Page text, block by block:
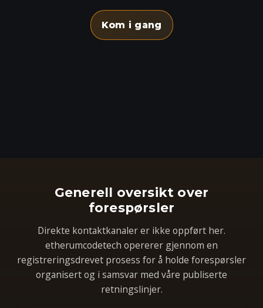
Kom i gang
Generell oversikt over
forespørsler
Direkte kontaktkanaler er ikke oppført her.
etherumcodetech opererer gjennom en
registreringsdrevet prosess for å holde forespørsler
organisert og i samsvar med våre publiserte
retningslinjer.